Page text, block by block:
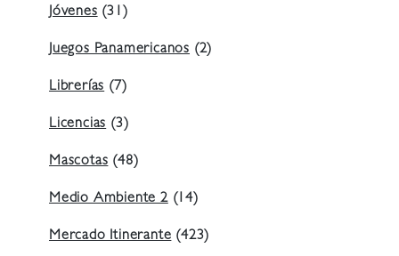
Jóvenes(31)
Juegos Panamericanos (2)
Librerías(7)
Licencias(3)
Mascotas(48)
Medio Ambiente 2(14)
Mercado Itinerante(423)